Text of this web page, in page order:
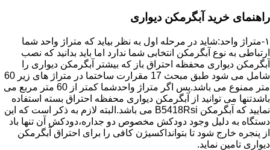
راهنمای خرید آبگرمکن دیواری
۱-متراژ واحد:شاید در مرحله اول به نظر بیاید که متراژ واحد شما
ارتباطی به نوع آبگرمکن انتخابی شما ندارد اما باید بدانید که نصب
آبگرمکن دیواری محفظه احتراق باز که بیشتر آبگرمکن دیواری را
شامل می شود طبق مبحث 17 مقرارت ساختما در متراژ های زیر 60
متر ممنوع می باشد.پس اگر متراژ واحدشما کمتر از 60 متر مربع می
باشدتنها می توانید از آبگرمکن دیواری محفظه احتراق بسته استفاده
نمایید که آبگرمکن B5418Rsi می باشد.البته لازم به ذکر است که این
دستگاه به دلیل وجود دودکش مخصوص دو جداره،دودکش آن تنها باد
از پنجره خارج شود تا بتوانداکسیژن کافی را برای احتراق آبگرمکن
دیواری تامین نماید.